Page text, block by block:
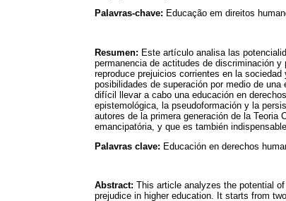
Palavras-chave: Educação em direitos
Resumen: Este artículo analisa las
permanencia de actitudes de discriminación
reproduce prejuicios corrientes en la
posibilidades de superación por medio de
difícil llevar a cabo una educación en
epistemológica, la pseudoformación y la
autores de la primera generación de la
emancipatória, y que es también
Palavras clave: Educación en derechos
Abstract: This article analyzes the potential
prejudice in higher education. It starts from